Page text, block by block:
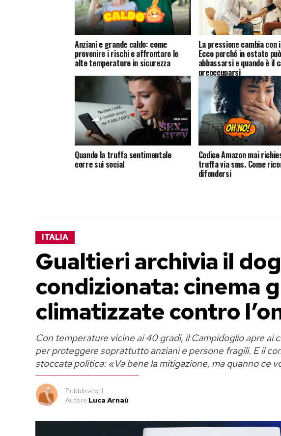
Anziani e grande caldo: come
prevenire i rischi e affrontare le
alte temperature in sicurezza
La pressione cambia con
Ecco perché in estate può
abbassarsi e quando è il
preoccuparsi
Quando la truffa sentimentale
corre sui social
Codice Amazon mai
truffa via sms. Come
difendersi
ITALIA
Gualtieri archivia il
condizionata: cinema
climatizzate contro
Con temperature vicine ai 40 gradi, il Campidoglio apre ai
per proteggere soprattutto anziani e persone fragili. E il
stoccata politica: «Va bene la mitigazione, ma quanno ce
Pubblicato il
Autore Luca Arnaù